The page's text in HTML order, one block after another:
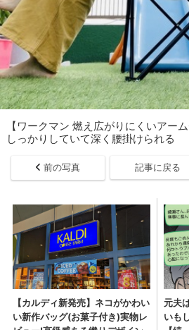
【ワークマン 燃え広がりにくいアー
しっかりしていて深く腰掛けられる
前の写真 記事に戻る